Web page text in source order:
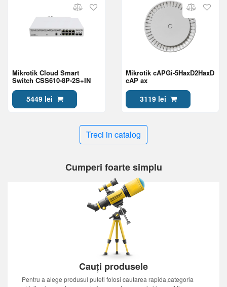
Mikrotik Cloud Smart
Switch CSS610-8P-2S+IN
5449 lei
Mikrotik cAPGi-5HaxD2HaxD
cAP ax
3119 lei
Treci in catalog
Cumperi foarte simplu
Cauți produsele
Pentru a alege produsul puteti folosi cautarea rapida,categoria